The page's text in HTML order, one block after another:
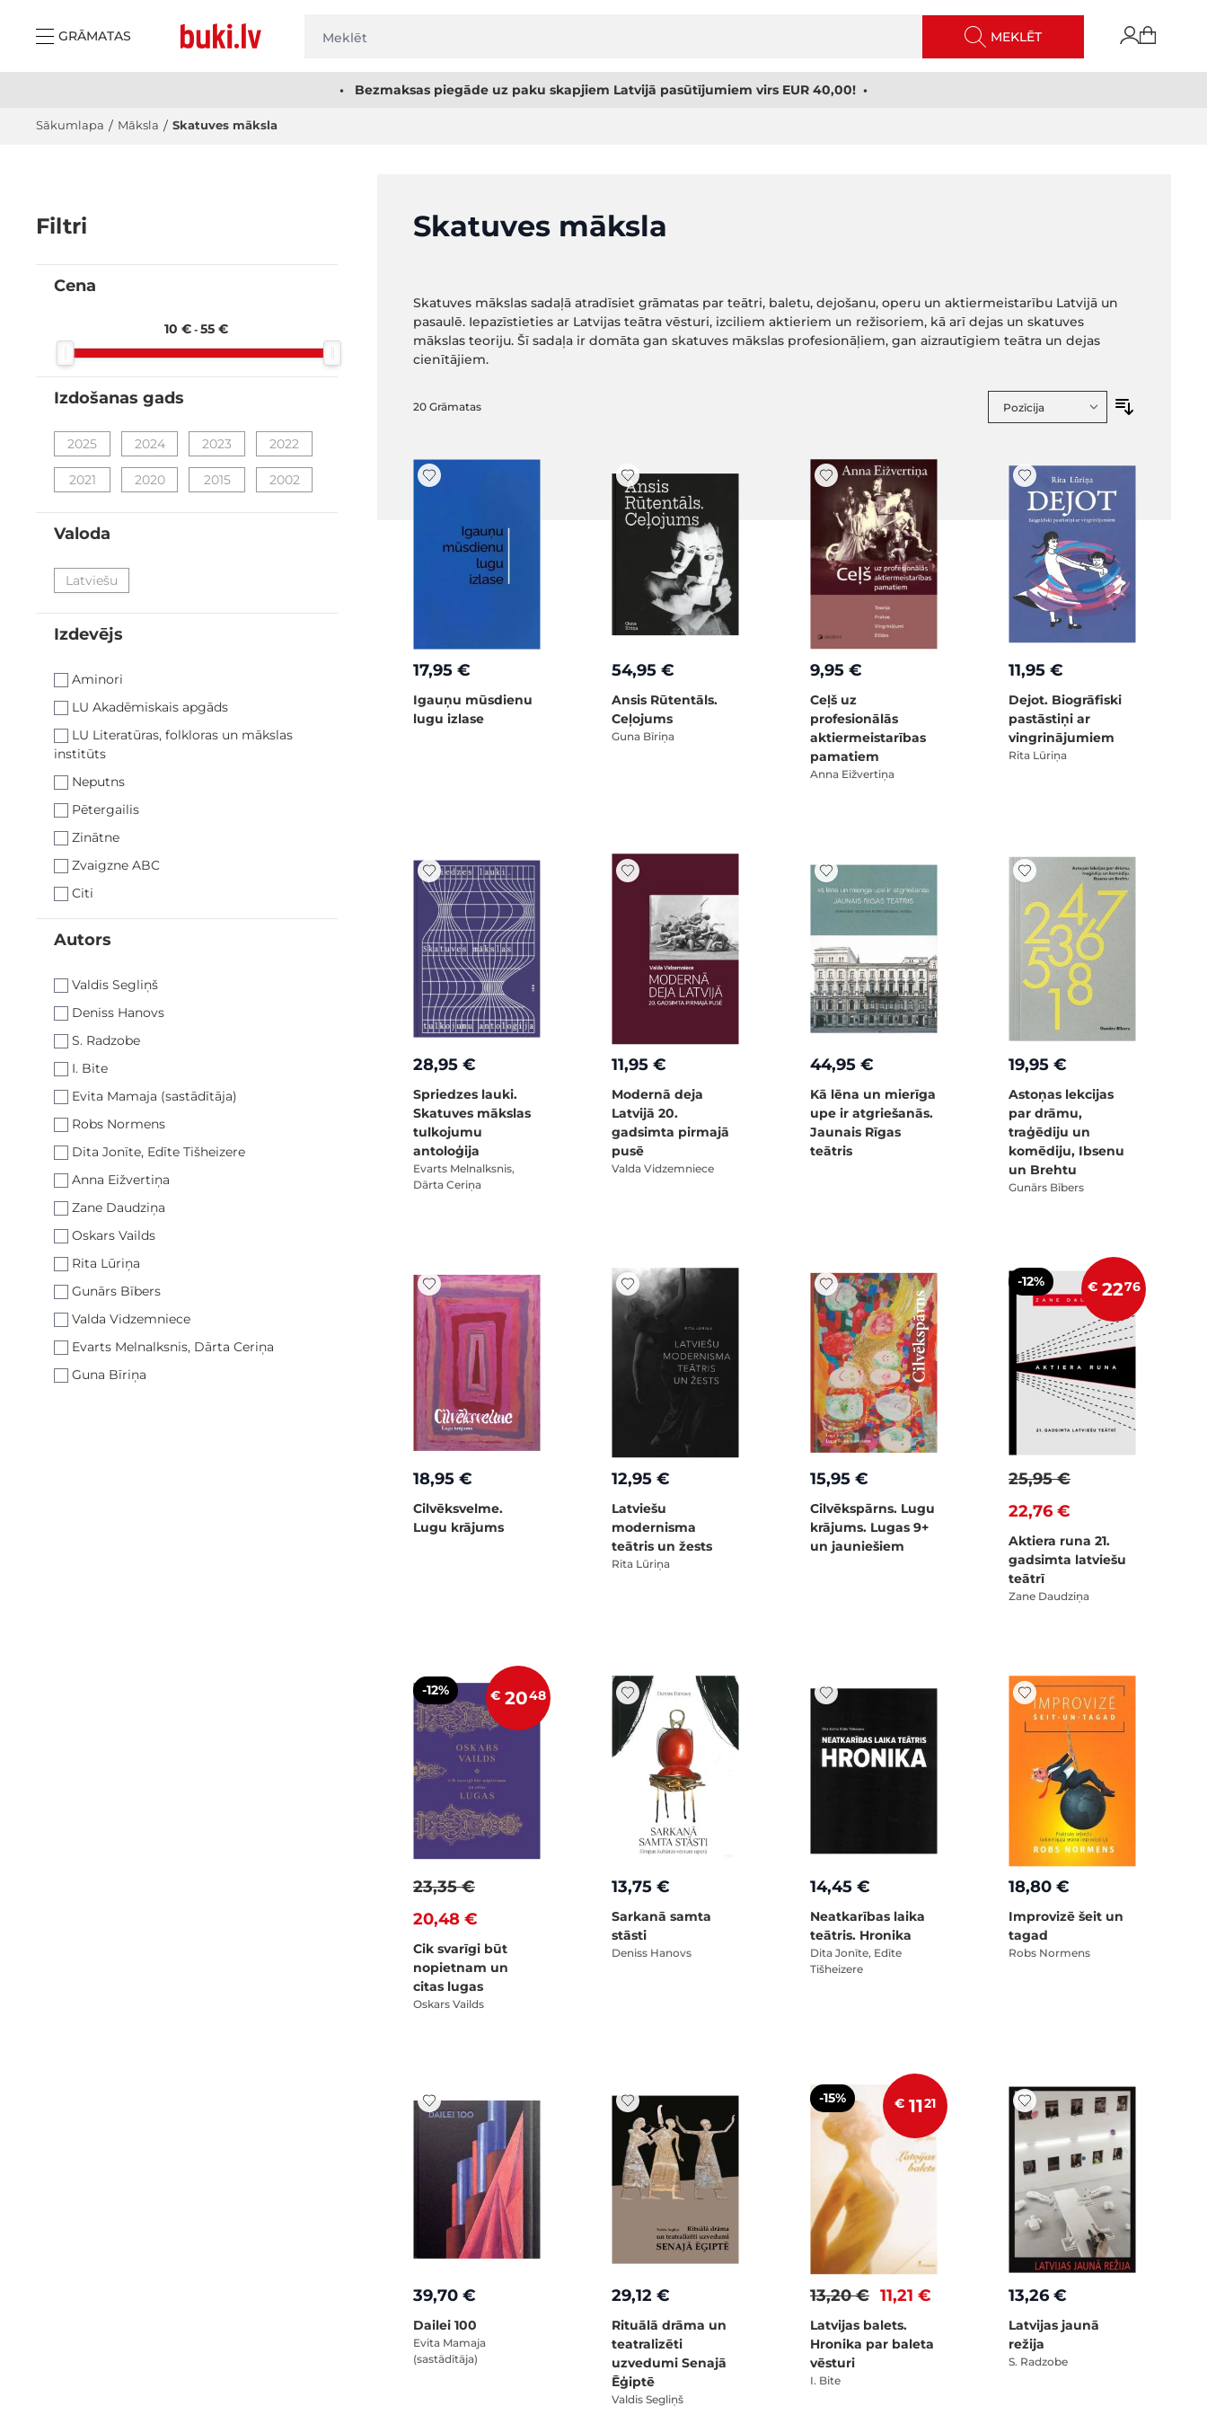
GRĀMATAS
MEKLĒT
• Bezmaksas piegāde uz paku skapjiem Latvijā pasūtījumiem virs EUR 40,00! •
Sākumlapa / Māksla / Skatuves māksla
Filtri
Cena
10 €- 55 €
Izdošanas gads
2025
2024 2023 2022
2021 2020 2015 2002
Valoda
Latviešu
Izdevējs
Aminori
LU Akadēmiskais apgāds
LU Literatūras, folkloras un mākslas
institūts
Neputns
Pētergailis
Zinātne
Zvaigzne ABC
Citi
Autors
Valdis Segliņš
Deniss Hanovs
S. Radzobe
I. Bite
Evita Mamaja (sastādītāja)
Robs Normens
Dita Jonīte, Edīte Tišheizere
Anna Eižvertiņa
Zane Daudziņa
Oskars Vailds
Rita Lūriņa
Gunārs Bībers
Valda Vidzemniece
Evarts Melnalksnis, Dārta Ceriņa
Guna Bīriņa
Skatuves māksla
Skatuves mākslas sadaļā atradīsiet grāmatas par teātri, baletu, dejošanu, operu un aktiermeistarību Latvijā un
pasaulē. Iepazīstieties ar Latvijas teātra vēsturi, izciliem aktieriem un režisoriem, kā arī dejas un skatuves
mākslas teoriju. Šī sadaļa ir domāta gan skatuves mākslas profesionāļiem, gan aizrautīgiem teātra un dejas
cienītājiem.
20 Grāmatas
17,95 €
Igauņu mūsdienu
lugu izlase
54,95 €
Ansis Rūtentāls.
Ceļojums
Guna Bīriņa
9,95 €
Ceļš uz
profesionālās
aktiermeistarības
pamatiem
Anna Eižvertiņa
11,95 €
Dejot. Biogrāfiski
pastāstiņi ar
vingrinājumiem
Rita Lūriņa
28,95 €
Spriedzes lauki.
Skatuves mākslas
tulkojumu
antoloģija
Evarts Melnalksnis,
Dārta Ceriņa
11,95 €
Modernā deja
Latvijā 20.
gadsimta pirmajā
pusē
Valda Vidzemniece
44,95 €
Kā lēna un mierīga
upe ir atgriešanās.
Jaunais Rīgas
teātris
19,95 €
Astoņas lekcijas
par drāmu,
traģēdiju un
komēdiju, Ibsenu
un Brehtu
Gunārs Bībers
18,95 €
Cilvēksvelme.
Lugu krājums
12,95 €
Latviešu
modernisma
teātris un žests
Rita Lūriņa
15,95 €
Cilvēkspārns. Lugu
krājums. Lugas 9+
un jauniešiem
-12% € 2276
22,76 €
25,95 €
Aktiera runa 21.
gadsimta latviešu
teātrī
Zane Daudziņa
-12% € 2048
20,48 €
23,35 €
Cik svarīgi būt
nopietnam un
citas lugas
Oskars Vailds
13,75 €
Sarkanā samta
stāsti
Deniss Hanovs
14,45 €
Neatkarības laika
teātris. Hronika
Dita Jonīte, Edīte
Tišheizere
18,80 €
Improvizē šeit un
tagad
Robs Normens
39,70 €
Dailei 100
Evita Mamaja
(sastādītāja)
29,12 €
Rituālā drāma un
teatralizēti
uzvedumi Senajā
Ēģiptē
Valdis Segliņš
-15% € 1121
11,21 €
13,20 €
Latvijas balets.
Hronika par baleta
vēsturi
I. Bite
13,26 €
Latvijas jaunā
režija
S. Radzobe